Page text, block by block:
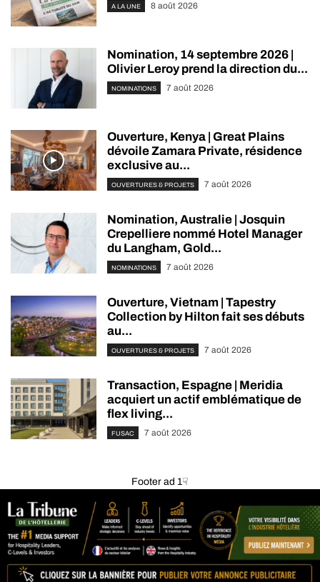
A LA UNE 8 août 2026
Nomination, 14 septembre 2026 |
Olivier Leroy prend la direction du...
NOMINATIONS 7 août 2026
Ouverture, Kenya | Great Plains
dévoile Zamara Private, résidence
exclusive au...
OUVERTURES & PROJETS 7 août 2026
Nomination, Australie | Josquin
Crepelliere nommé Hotel Manager
du Langham, Gold...
NOMINATIONS 7 août 2026
Ouverture, Vietnam | Tapestry
Collection by Hilton fait ses débuts
au...
OUVERTURES & PROJETS 7 août 2026
Transaction, Espagne | Meridia
acquiert un actif emblématique de
flex living...
FUSAC 7 août 2026
Footer ad 1☟